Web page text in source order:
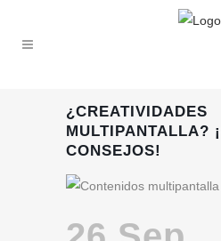
¿CREATIVIDADES
MULTIPANTALLA?
CONSEJOS!